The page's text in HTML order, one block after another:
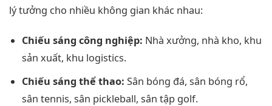
lý tưởng cho nhiều không gian khác nhau:
Chiếu sáng công nghiệp: Nhà xưởng, nhà kho, khu
sản xuất, khu logistics.
Chiếu sáng thể thao: Sân bóng đá, sân bóng rổ,
sân tennis, sân pickleball, sân tập golf.